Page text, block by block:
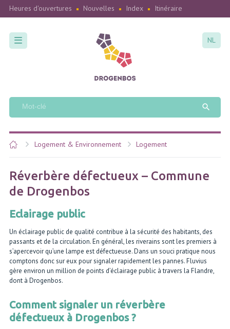
Heures d'ouvertures Nouvelles Index Itinéraire
NL
Logement & Environnement Logement
Réverbère défectueux – Commune
de Drogenbos
Eclairage public
Un éclairage public de qualité contribue à la sécurité des habitants, des
passants et de la circulation. En général, les riverains sont les premiers à
s’apercevoir qu’une lampe est défectueuse. Dans un souci pratique nous
comptons donc sur eux pour signaler rapidement les pannes. Fluvius
gère environ un million de points d’éclairage public à travers la Flandre,
dont à Drogenbos.
Comment signaler un réverbère
défectueux à Drogenbos ?